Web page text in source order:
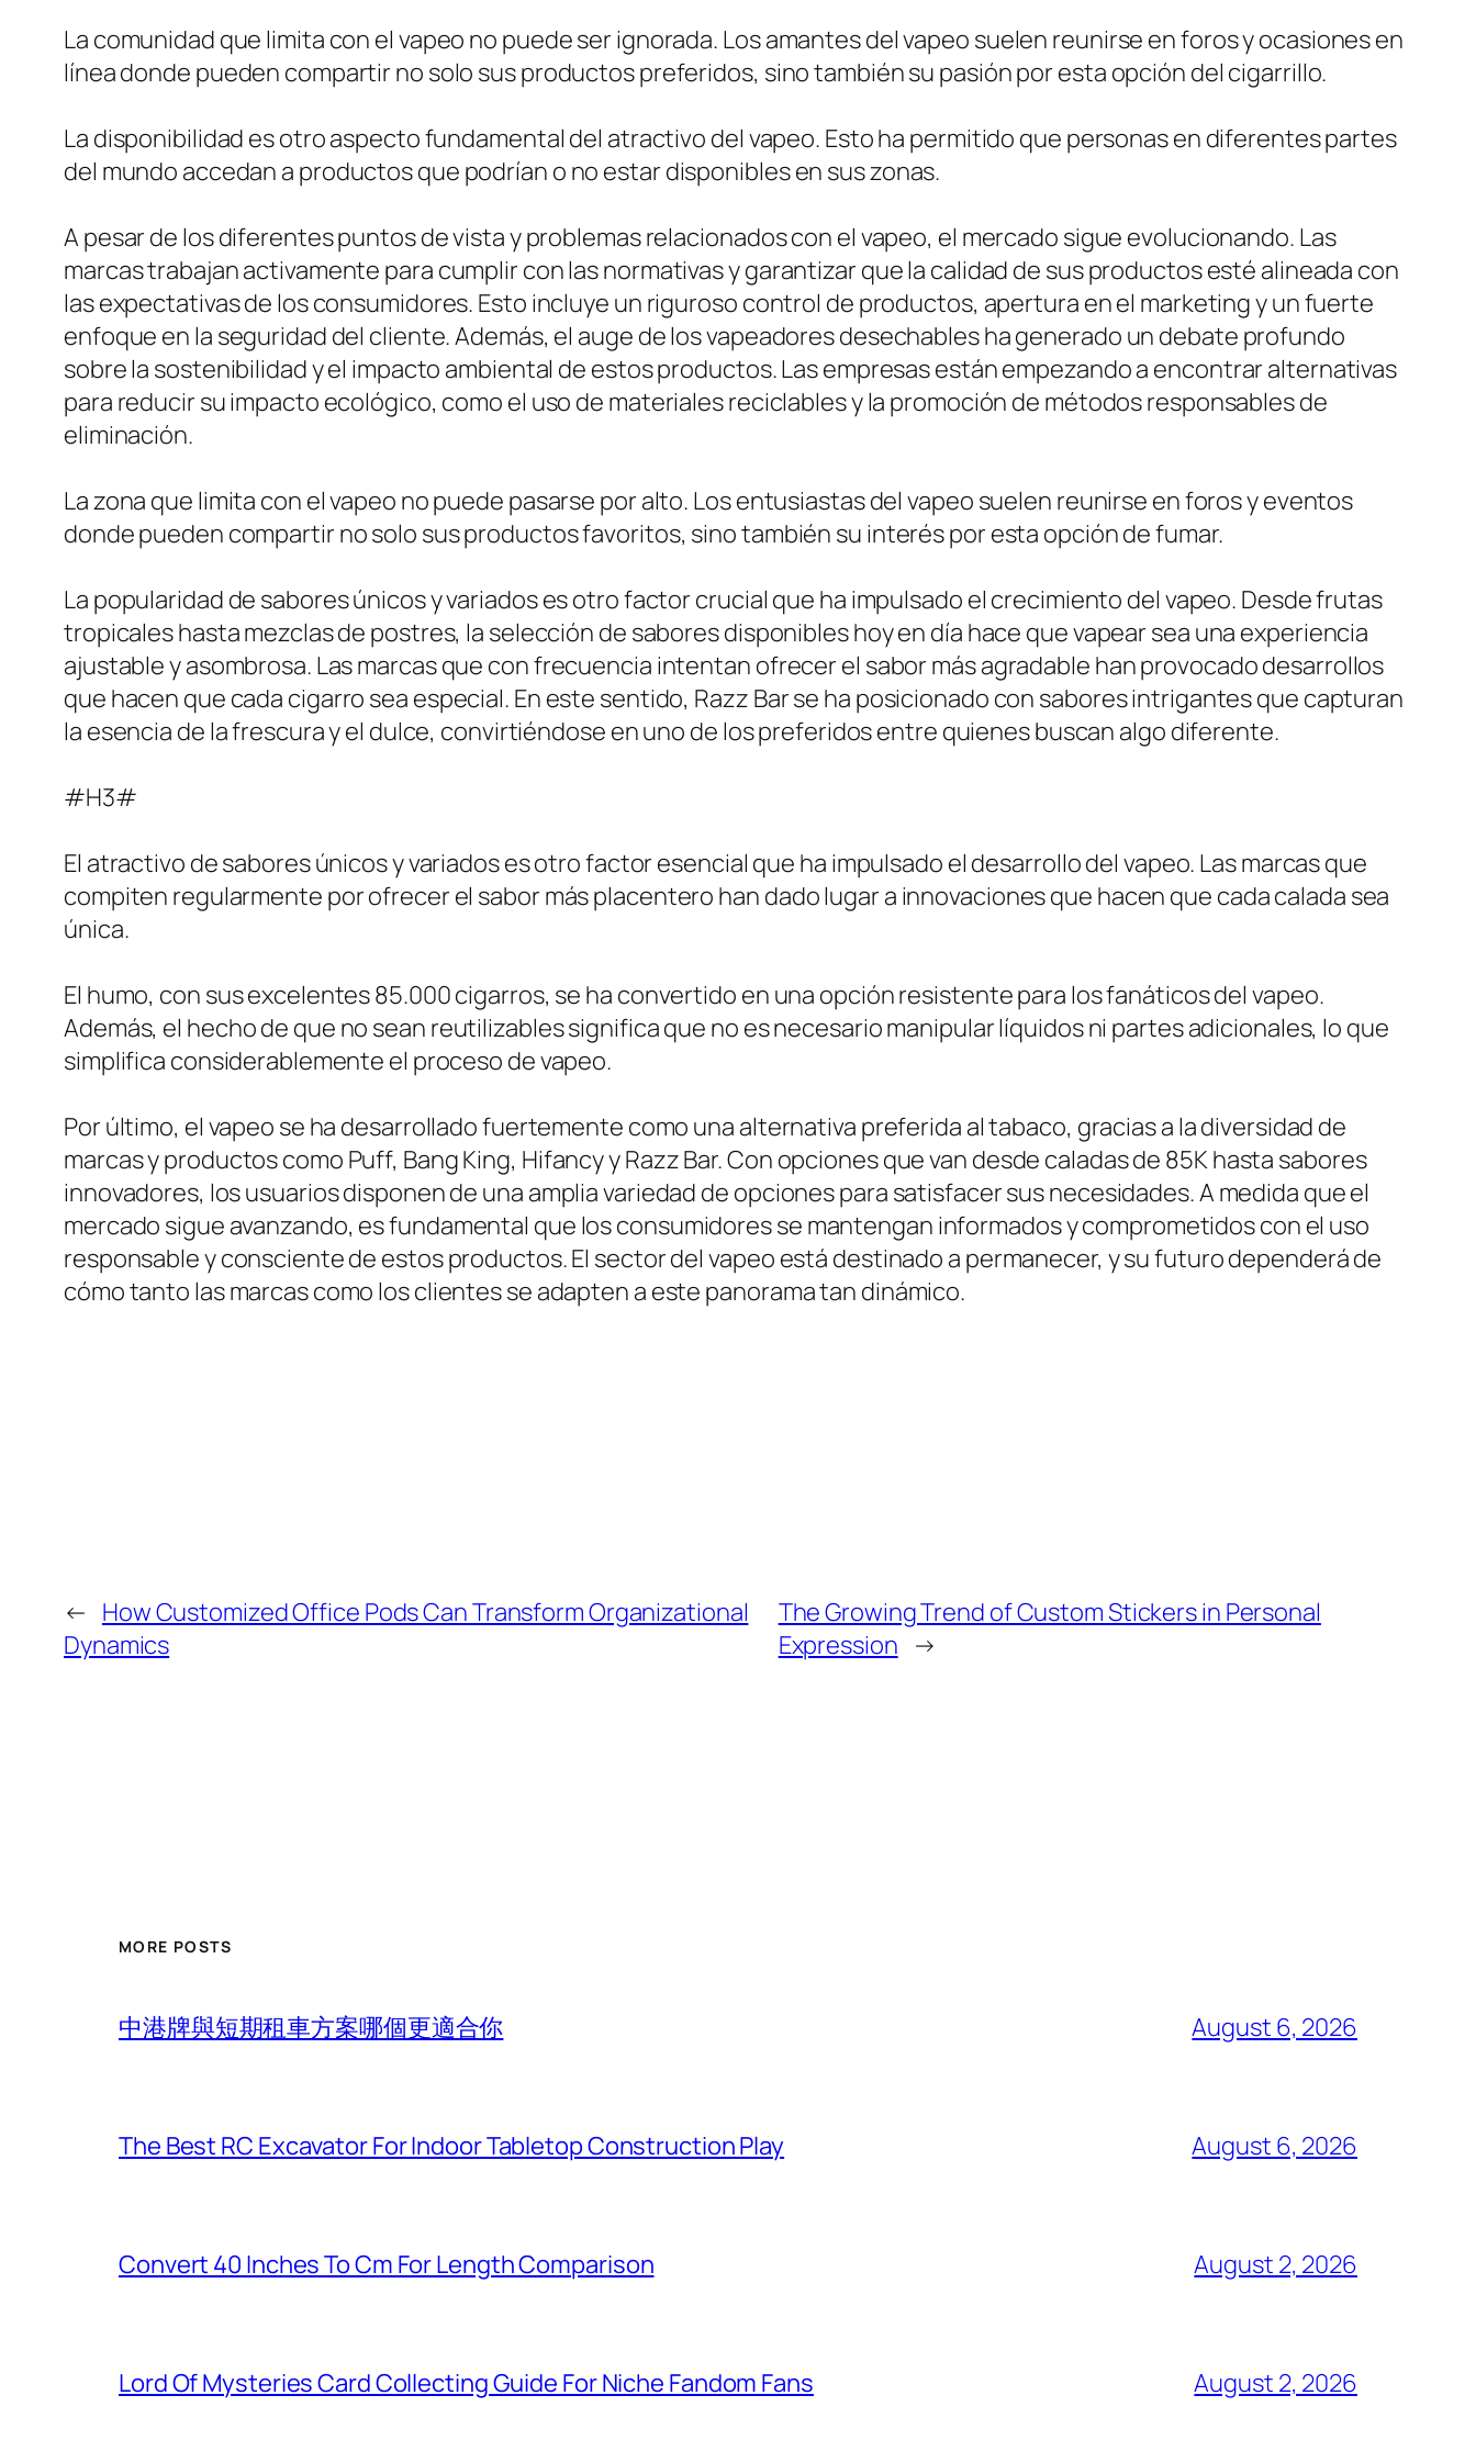
La comunidad que limita con el vapeo no puede ser ignorada. Los amantes del vapeo suelen reunirse en foros y ocasiones en
línea donde pueden compartir no solo sus productos preferidos, sino también su pasión por esta opción del cigarrillo.
La disponibilidad es otro aspecto fundamental del atractivo del vapeo. Esto ha permitido que personas en diferentes partes
del mundo accedan a productos que podrían o no estar disponibles en sus zonas.
A pesar de los diferentes puntos de vista y problemas relacionados con el vapeo, el mercado sigue evolucionando. Las
marcas trabajan activamente para cumplir con las normativas y garantizar que la calidad de sus productos esté alineada con
las expectativas de los consumidores. Esto incluye un riguroso control de productos, apertura en el marketing y un fuerte
enfoque en la seguridad del cliente. Además, el auge de los vapeadores desechables ha generado un debate profundo
sobre la sostenibilidad y el impacto ambiental de estos productos. Las empresas están empezando a encontrar alternativas
para reducir su impacto ecológico, como el uso de materiales reciclables y la promoción de métodos responsables de
eliminación.
La zona que limita con el vapeo no puede pasarse por alto. Los entusiastas del vapeo suelen reunirse en foros y eventos
donde pueden compartir no solo sus productos favoritos, sino también su interés por esta opción de fumar.
La popularidad de sabores únicos y variados es otro factor crucial que ha impulsado el crecimiento del vapeo. Desde frutas
tropicales hasta mezclas de postres, la selección de sabores disponibles hoy en día hace que vapear sea una experiencia
ajustable y asombrosa. Las marcas que con frecuencia intentan ofrecer el sabor más agradable han provocado desarrollos
que hacen que cada cigarro sea especial. En este sentido, Razz Bar se ha posicionado con sabores intrigantes que capturan
la esencia de la frescura y el dulce, convirtiéndose en uno de los preferidos entre quienes buscan algo diferente.
#H3#
El atractivo de sabores únicos y variados es otro factor esencial que ha impulsado el desarrollo del vapeo. Las marcas que
compiten regularmente por ofrecer el sabor más placentero han dado lugar a innovaciones que hacen que cada calada sea
única.
El humo, con sus excelentes 85.000 cigarros, se ha convertido en una opción resistente para los fanáticos del vapeo.
Además, el hecho de que no sean reutilizables significa que no es necesario manipular líquidos ni partes adicionales, lo que
simplifica considerablemente el proceso de vapeo.
Por último, el vapeo se ha desarrollado fuertemente como una alternativa preferida al tabaco, gracias a la diversidad de
marcas y productos como Puff, Bang King, Hifancy y Razz Bar. Con opciones que van desde caladas de 85K hasta sabores
innovadores, los usuarios disponen de una amplia variedad de opciones para satisfacer sus necesidades. A medida que el
mercado sigue avanzando, es fundamental que los consumidores se mantengan informados y comprometidos con el uso
responsable y consciente de estos productos. El sector del vapeo está destinado a permanecer, y su futuro dependerá de
cómo tanto las marcas como los clientes se adapten a este panorama tan dinámico.
← How Customized Office Pods Can Transform Organizational
Dynamics
The Growing Trend of Custom Stickers in Personal
Expression →
MORE POSTS
中港牌與短期租車方案哪個更適合你 August 6, 2026
The Best RC Excavator For Indoor Tabletop Construction Play August 6, 2026
Convert 40 Inches To Cm For Length Comparison August 2, 2026
Lord Of Mysteries Card Collecting Guide For Niche Fandom Fans August 2, 2026